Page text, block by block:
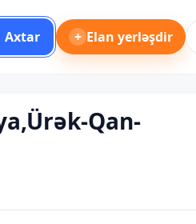
Axtar + Elan yerləşdir
Qan-